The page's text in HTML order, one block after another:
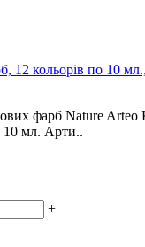
12 кольорів по 10
фарб Nature Arteo
10 мл. Арти..
+